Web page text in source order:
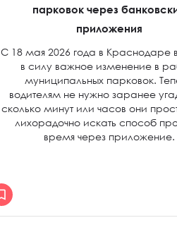
парковок через
приложения
С 18 мая 2026 года в Краснодаре
в силу важное изменение в
муниципальных парковок.
водителям не нужно заранее
сколько минут или часов они
лихорадочно искать способ
время через приложение.